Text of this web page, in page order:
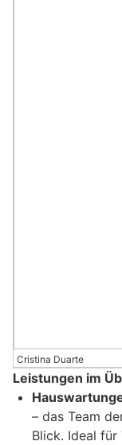
Cristina Duarte
Leistungen im
– das Team
Blick. Ideal für